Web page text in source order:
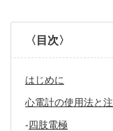
〈目次〉
はじめに
心電計の使用法と
-四肢電極